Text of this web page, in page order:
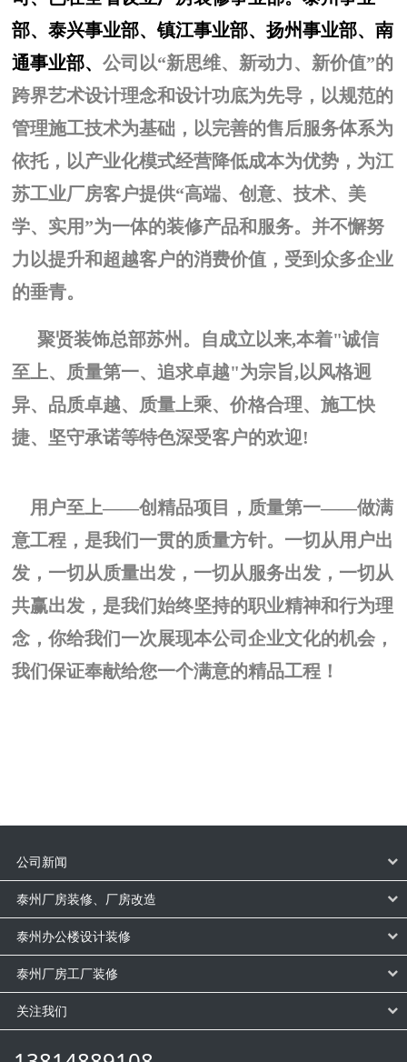
部、泰兴事业部、镇江事业部、扬州事业部、南
通事业部、公司以“新思维、新动力、新价值”的
跨界艺术设计理念和设计功底为先导，以规范的
管理施工技术为基础，以完善的售后服务体系为
依托，以产业化模式经营降低成本为优势，为江
苏工业厂房客户提供“高端、创意、技术、美
学、实用”为一体的装修产品和服务。并不懈努
力以提升和超越客户的消费价值，受到众多企业
的垂青。
聚贤装饰总部苏州。 自成立以来,本着"诚信
至上、质量第一、追求卓越"为宗旨,以风格迥
异、品质卓越、质量上乘、价格合理、施工快
捷、坚守承诺等特色深受客户的欢迎!
用户至上——创精品项目，质量第一——做满
意工程 ，是我们一贯的质量方针。 一切从用户出
发，一切从质量出发，一切从服务出发，一切从
共赢出发 ，是我们始终坚持的职业精神和行为理
念，你给我们一次展现本公司企业文化的机会，
我们保证奉献给您一个满意的精品工程！
公司新闻
泰州厂房装修、厂房改造
泰州办公楼设计装修
泰州厂房工厂装修
关注我们